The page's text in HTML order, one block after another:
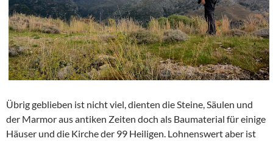
Übrig geblieben ist nicht viel, dienten die Steine, Säulen und
der Marmor aus antiken Zeiten doch als Baumaterial für einige
Häuser und die Kirche der 99 Heiligen. Lohnenswert aber ist